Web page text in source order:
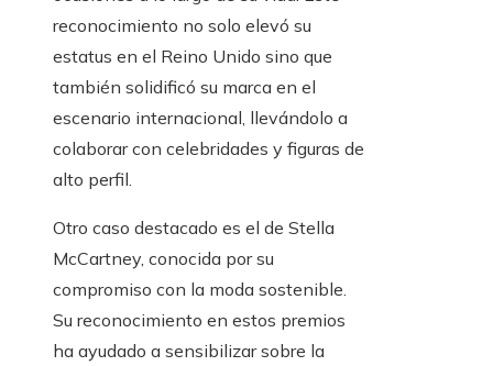
reconocimiento no solo elevó su
estatus en el Reino Unido sino que
también solidificó su marca en el
escenario internacional, llevándolo a
colaborar con celebridades y figuras de
alto perfil.
Otro caso destacado es el de Stella
McCartney, conocida por su
compromiso con la moda sostenible.
Su reconocimiento en estos premios
ha ayudado a sensibilizar sobre la